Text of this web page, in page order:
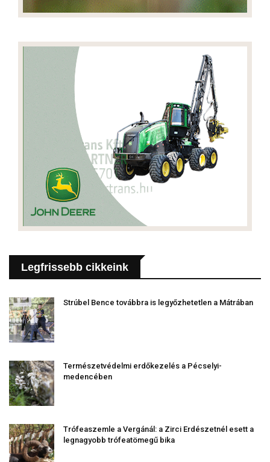
Legfrissebb cikkeink
Strúbel Bence továbbra is legyőzhetetlen a Mátrában
Természetvédelmi erdőkezelés a Pécselyi-
medencében
Trófeaszemle a Vergánál: a Zirci Erdészetnél esett a
legnagyobb trófeatömegű bika